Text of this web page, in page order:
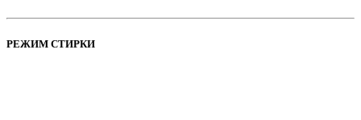
РЕЖИМ СТИРКИ